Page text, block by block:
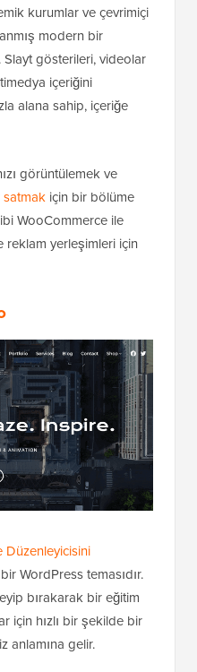
kurumlar ve çevrimiçi
modern bir
Slayt gösterileri, videolar
içeriğini
alana sahip, içeriğe
görüntülemek ve
için bir bölüme
WooCommerce ile
reklam yerleşimleri için
Düzenleyicisini
WordPress temasıdır.
bırakarak bir eğitim
için hızlı bir şekilde bir
anlamına gelir.